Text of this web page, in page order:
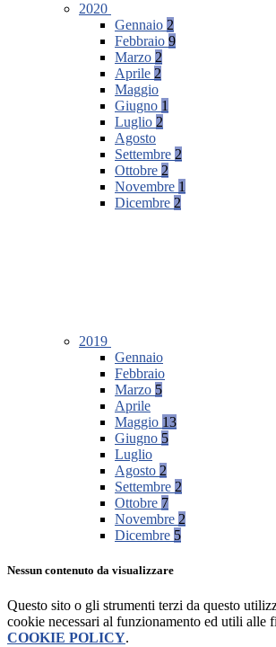
2020
Gennaio 2
Febbraio 9
Marzo 2
Aprile 2
Maggio
Giugno 1
Luglio 2
Agosto
Settembre 2
Ottobre 2
Novembre 1
Dicembre 2
2019
Gennaio
Febbraio
Marzo 5
Aprile
Maggio 13
Giugno 5
Luglio
Agosto 2
Settembre 2
Ottobre 7
Novembre 2
Dicembre 5
Nessun contenuto da visualizzare
Questo sito o gli strumenti terzi da questo
cookie necessari al funzionamento ed utili alle
COOKIE POLICY.